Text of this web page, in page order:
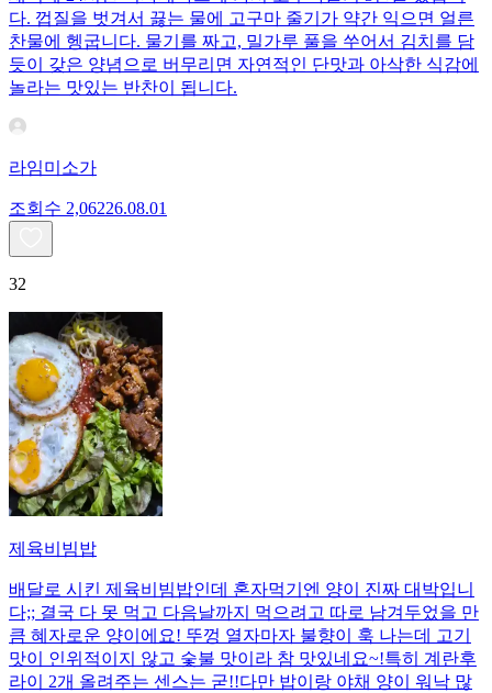
다. 껍질을 벗겨서 끓는 물에 고구마 줄기가 약간 익으면 얼른
찬물에 헹굽니다. 물기를 짜고, 밀가루 풀을 쑤어서 김치를 담
듯이 갖은 양념으로 버무리면 자연적인 단맛과 아삭한 식감에
놀라는 맛있는 반찬이 됩니다.
라임미소가
조회수 2,06226.08.01
32
제육비빔밥
배달로 시킨 제육비빔밥인데 혼자먹기엔 양이 진짜 대박입니
다;; 결국 다 못 먹고 다음날까지 먹으려고 따로 남겨두었을 만
큼 혜자로운 양이에요! 뚜껑 열자마자 불향이 훅 나는데 고기
맛이 인위적이지 않고 숯불 맛이라 참 맛있네요~!특히 계란후
라이 2개 올려주는 센스는 굳!! ​다만 밥이랑 야채 양이 워낙 많